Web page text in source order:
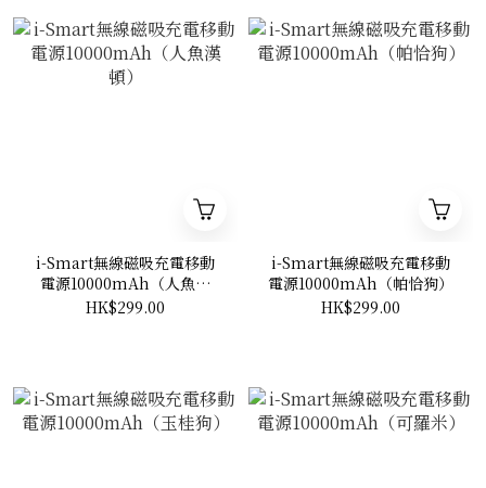
i-Smart無線磁吸充電移動
電源10000mAh（人魚漢
頓）
HK$299.00
i-Smart無線磁吸充電移動
電源10000mAh（帕恰狗）
HK$299.00